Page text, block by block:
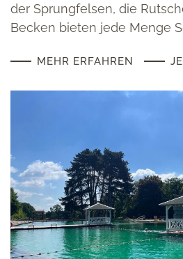
der Sprungfelsen, die
Becken bieten jede Menge
MEHR ERFAHREN